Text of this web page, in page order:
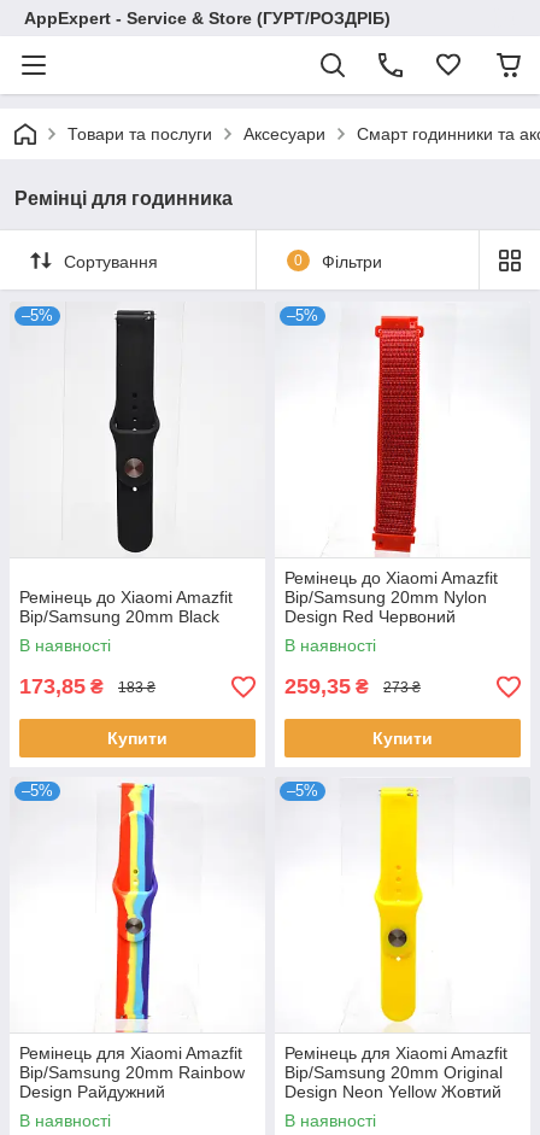
AppExpert - Service & Store (ГУРТ/РОЗДРІБ)
Товари та послуги Аксесуари Смарт годинники та
Ремінці для годинника
Сортування 0 Фільтри
–5%
Ремінець до Xiaomi Amazfit
Bip/Samsung 20mm Black
В наявності
173,85 ₴ 183 ₴
Купити
–5%
Ремінець до Xiaomi Amazfit
Bip/Samsung 20mm Nylon
Design Red Червоний
В наявності
259,35 ₴ 273 ₴
Купити
–5%
Ремінець для Xiaomi Amazfit
Bip/Samsung 20mm Rainbow
Design Райдужний
В наявності
–5%
Ремінець для Xiaomi Amazfit
Bip/Samsung 20mm Original
Design Neon Yellow Жовтий
В наявності